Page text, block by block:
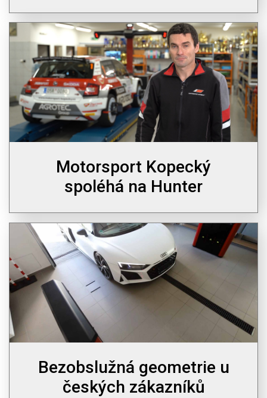
Motorsport Kopecký
spoléhá na Hunter
Bezobslužná geometrie u
českých zákazníků